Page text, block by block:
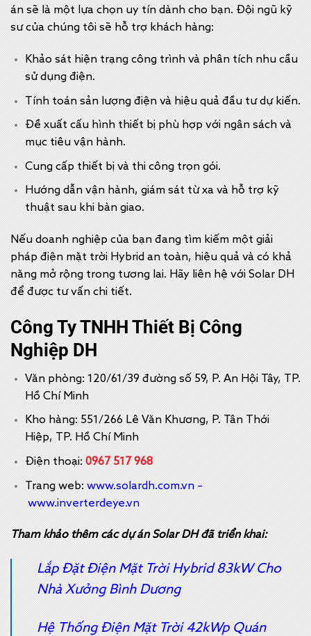
án sẽ là một lựa chọn uy tín dành cho bạn. Đội ngũ kỹ
sư của chúng tôi sẽ hỗ trợ khách hàng:
Khảo sát hiện trạng công trình và phân tích nhu cầu
sử dụng điện.
Tính toán sản lượng điện và hiệu quả đầu tư dự kiến.
Đề xuất cấu hình thiết bị phù hợp với ngân sách và
mục tiêu vận hành.
Cung cấp thiết bị và thi công trọn gói.
Hướng dẫn vận hành, giám sát từ xa và hỗ trợ kỹ
thuật sau khi bàn giao.
Nếu doanh nghiệp của bạn đang tìm kiếm một giải
pháp điện mặt trời Hybrid an toàn, hiệu quả và có khả
năng mở rộng trong tương lai. Hãy liên hệ với Solar DH
để được tư vấn chi tiết.
Công Ty TNHH Thiết Bị Công
Nghiệp DH
Văn phòng: 120/61/39 đường số 59, P. An Hội Tây, TP.
Hồ Chí Minh
Kho hàng: 551/266 Lê Văn Khương, P. Tân Thới
Hiệp, TP. Hồ Chí Minh
Điện thoại:0967 517 968
Trang web: www.solardh.com.vn–
www.inverterdeye.vn
Tham khảo thêm các dự án Solar DH đã triển khai:
Lắp Đặt Điện Mặt Trời Hybrid 83kW Cho
Nhà Xưởng Bình Dương
Hệ Thống Điện Mặt Trời 42kWp Quán